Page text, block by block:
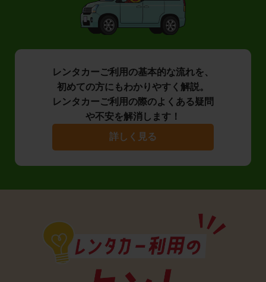
レンタカーご利用の基本的な流れを、
初めての方にもわかりやすく解説。
レンタカーご利用の際のよくある疑問
や不安を解消します！
詳しく見る